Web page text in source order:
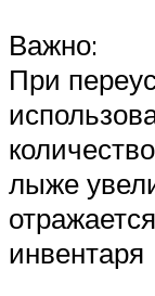
Важно:
При
лыже
инвентаря